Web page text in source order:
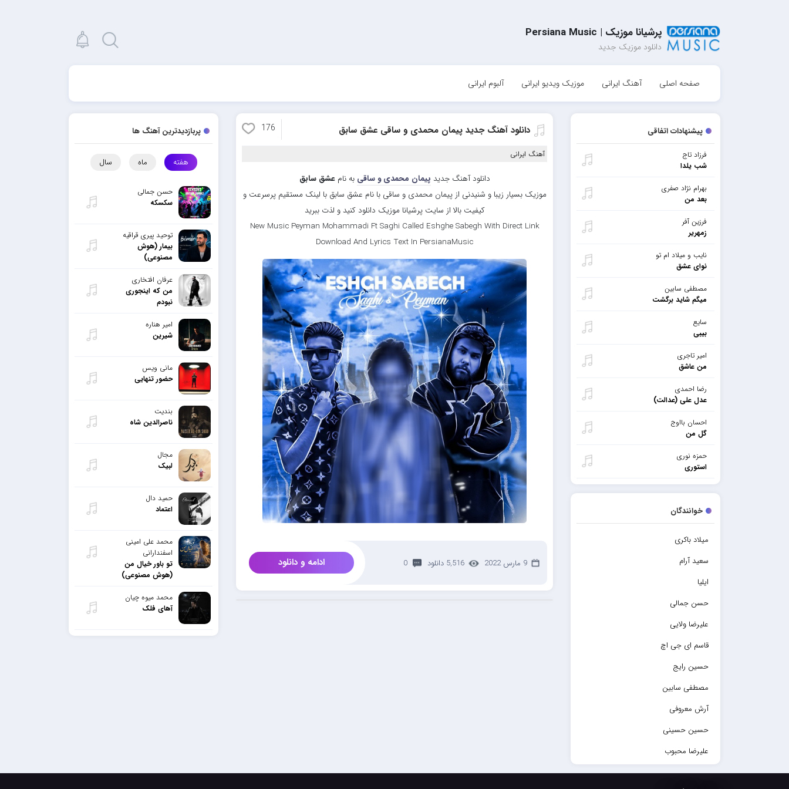
پرشیانا موزیک | Persiana Music
دانلود موزیک جدید
صفحه اصلی آهنگ ایرانی موزیک ویدیو ایرانی آلبوم ایرانی
پیشنهادات اتفاقی
فرزاد تاج
شب یلدا
بهرام نژاد صفری
بعد من
فرزین آفر
زمهریر
نایب و میلاد ام تو
نوای عشق
مصطفی سابین
میگم شاید برگشت
سایع
بیبی
امیر تاجری
من عاشق
رضا احمدی
عدل علی (عدالت)
احسان بااوج
گل من
حمزه نوری
استوری
خوانندگان
میلاد باکری
سعید آرام
ایلیا
حسن جمالی
علیرضا ولایی
قاسم ای جی اچ
حسین رایج
مصطفی سابین
آرش معروفی
حسین حسینی
علیرضا محبوب
حسین حصارکی
دانلود آهنگ جدید پیمان محمدی و ساقی عشق سابق 176
آهنگ ایرانی
دانلود آهنگ جدید پیمان محمدی و ساقی به نامعشق سابق
موزیک بسیار زیبا و شنیدنی از پیمان محمدی و ساقی با نام عشق سابق با لینک مستقیم پرسرعت و
کیفیت بالا از سایت پرشیانا موزیک دانلود کنید و لذت ببرید
New Music Peyman Mohammadi Ft Saghi Called Eshghe Sabegh With Direct Link
Download And Lyrics Text In PersianaMusic
9 مارس 2022 5,516 دانلود 0 ادامه و دانلود
پربازدیدترین آهنگ ها
هفته ماه سال
حسن جمالی
سکسکه
توحید پیری قراقیه
بیمار (هوش
مصنوعی)
عرفان افتخاری
من که اینجوری
نبودم
امیر هناره
شیرین
مانی ویس
حضور تنهایی
بندیت
ناصرالدین شاه
مجال
لبیک
حمید دال
اعتماد
محمد علی امینی
اسفندارانی
تو باور خیال من
(هوش مصنوعی)
محمد میوه چیان
آهای فلک